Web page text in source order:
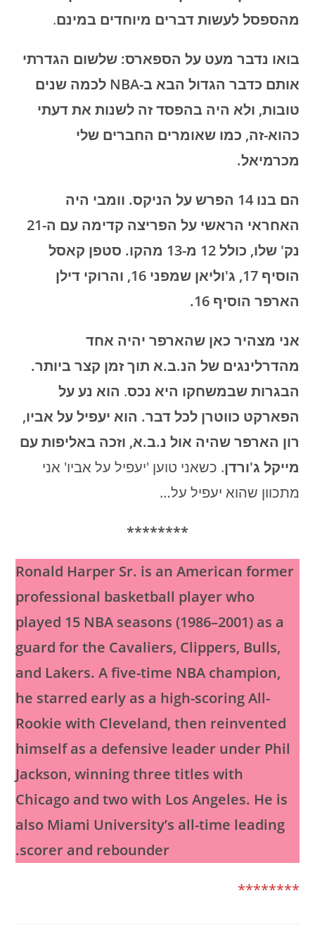
מהספסל לעשות דברים מיוחדים במינם.
בואו נדבר מעט על הספארס: שלשום הגדרתי
אותם כדבר הגדול הבא ב-NBA לכמה שנים
טובות, ולא היה בהפסד זה לשנות את דעתי
כהוא-זה, כמו שאומרים החברים שלי
מכרמיאל.
הם בנו 14 הפרש על הניקס. וומבי היה
האחראי הראשי על הפריצה קדימה עם ה-21
נק' שלו, כולל 12 מ-13 מהקו. סטפן קאסל
הוסיף 17, ג'וליאן שמפני 16, והרוקי דילן
הארפר הוסיף 16.
אני מצהיר כאן שהארפר יהיה אחד
מהדרלינגים של הנ.ב.א תוך זמן קצר ביותר.
הבגרות שבמשחקו היא נכס. הוא נע על
הפארקט כווטרן לכל דבר. הוא יעפיל על אביו,
רון הארפר שהיה אול נ.ב.א, וזכה באליפות עם
מייקל ג'ורדן. כשאני טוען 'יעפיל על אביו' אני
מתכוון שהוא יעפיל על…
********
Ronald Harper Sr. is an American former
professional basketball player who
played 15 NBA seasons (1986–2001) as a
guard for the Cavaliers, Clippers, Bulls,
and Lakers. A five-time NBA champion,
he starred early as a high-scoring All-
Rookie with Cleveland, then reinvented
himself as a defensive leader under Phil
Jackson, winning three titles with
Chicago and two with Los Angeles. He is
also Miami University’s all-time leading
scorer and rebounder.
********